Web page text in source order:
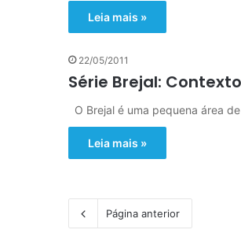
Leia mais »
22/05/2011
Série Brejal:
O Brejal é uma pequena área
Leia mais »
Página anterior